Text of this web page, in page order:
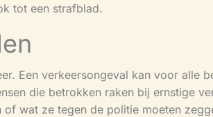
tot een strafblad.
Een verkeersongeval kan voor alle
die betrokken raken bij ernstige
wat ze tegen de politie moeten